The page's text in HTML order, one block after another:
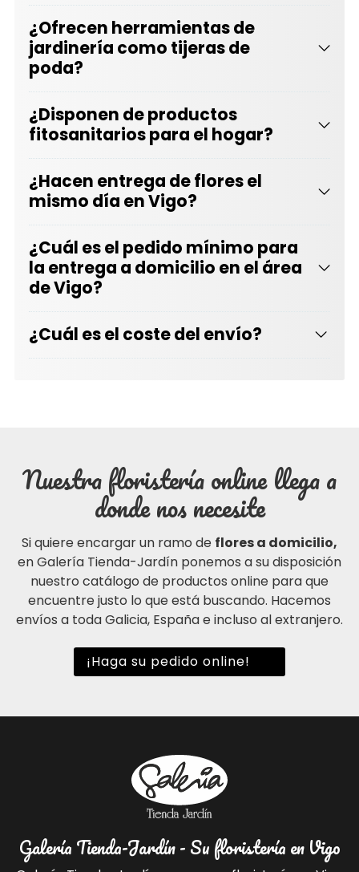
¿Ofrecen herramientas de
jardinería como tijeras de
poda?
¿Disponen de productos
fitosanitarios para el hogar?
¿Hacen entrega de flores el
mismo día en Vigo?
¿Cuál es el pedido mínimo para
la entrega a domicilio en el área
de Vigo?
¿Cuál es el coste del envío?
Nuestra floristería online llega a
donde nos necesite
Si quiere encargar un ramo de flores a domicilio,
en Galería Tienda-Jardín ponemos a su disposición
nuestro catálogo de productos online para que
encuentre justo lo que está buscando. Hacemos
envíos a toda Galicia, España e incluso al extranjero.
¡Haga su pedido online!
Galería Tienda-Jardín - Su floristería en Vigo